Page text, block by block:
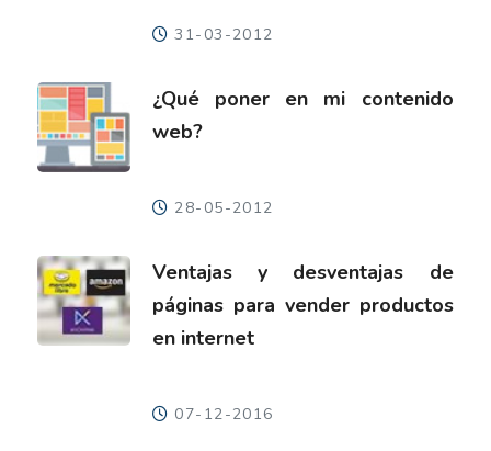
31-03-2012
¿Qué poner en mi contenido
web?
28-05-2012
Ventajas y desventajas de
páginas para vender productos
en internet
07-12-2016